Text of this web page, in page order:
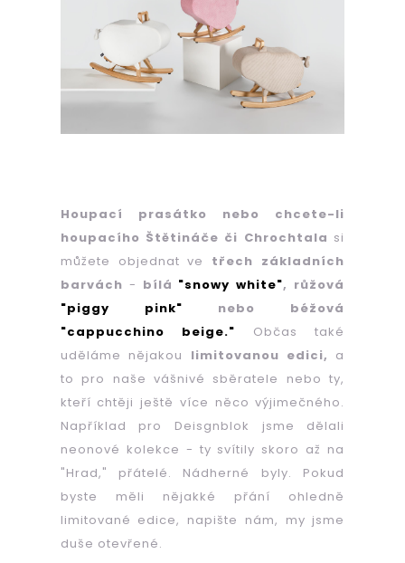
Houpací prasátko nebo chcete-li
houpacího Štětináče či Chrochtala si
můžete objednat ve
třech základních
barvách - bílá "snowy white", růžová
"piggy pink" nebo béžová
"cappucchino beige." Občas také
uděláme nějakou limitovanou edici, a
to pro naše vášnivé sběratele nebo ty,
kteří chtěji ještě více něco výjimečného.
Například pro Deisgnblok jsme dělali
neonové kolekce - ty svítily skoro až na
"Hrad," přátelé. Nádherné byly. Pokud
byste měli nějakké přání ohledně
limitované edice, napište nám, my jsme
duše otevřené.
380
Kč